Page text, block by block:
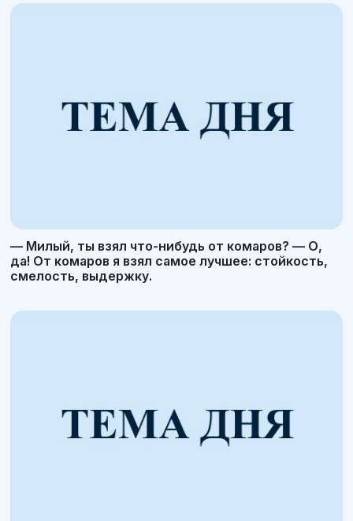
— Милый, ты взял что-нибудь от комаров? — О,
да! От комаров я взял самое лучшее: стойкость,
смелость, выдержку.